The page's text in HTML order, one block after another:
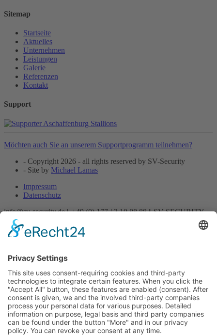
Sitemap
Startseite
Aktuelles
Unternehmen
Leistungen
Galerie
Referenzen
Kontakt
Support
Möchten auch Sie an unserem Supportprogramm teilnehmen?
- Copyright 2026 - all rights reserved by SV-Security
- Site by Michael Lamas
Impressum
Datenschutz
info@sv-security.de ||+49 (0) 177 / 2 10 88 88 ||SV-SECURITY
Startseite
Aktuelles
Mitarbeiter
Leistungen
Chauffeur/Fahrservice
Detektei
Doormen
Gastronomieschutz
Geld & Werttransportbegleitung
Hostess-Service
Messeservice
Objektbewachung